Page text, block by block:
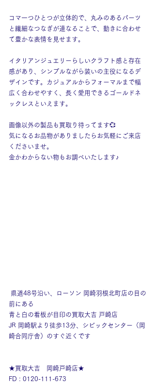
コマ一つひとつが立体的で、丸みのあるパーツ
と繊細なつなぎが連なることで、動きに合わせ
て豊かな表情を見せます。
イタリアンジュエリーらしいクラフト感と存在
感があり、シンプルながら装いの主役になるデ
ザインです。カジュアルからフォーマルまで幅
広く合わせやすく、長く愛用できるゴールドネ
ックレスといえます。
画像以外の製品も買取り待ってます💞
気になるお品物がありましたらお気軽にご来店
くださいませ。
金かわからない物もお調べいたします♪
県道48号沿い、ローソン 岡崎羽根北町店の目の
前にある
青と白の看板が目印の買取大吉 戸崎店
JR 岡崎駅より徒歩13分、シビックセンター（岡
崎合同庁舎）のすぐ近くです
★買取大吉　岡崎戸崎店★
FD : 0120-111-673